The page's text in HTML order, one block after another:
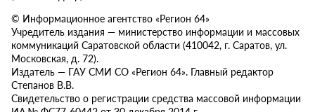
© Информационное агентство «Регион 64»
Учредитель издания — министерство информации и массовых
коммуникаций Саратовской области (410042, г. Саратов, ул.
Московская, д. 72).
Издатель — ГАУ СМИ СО «Регион 64». Главный редактор
Степанов В.В.
Свидетельство о регистрации средства массовой информации